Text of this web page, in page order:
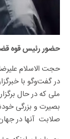
حضور رئیس قوه
حجت الاسلام
در گفت‌وگو با
ملی که در حال
بصیرت و بزرگی
صلابت آنها در